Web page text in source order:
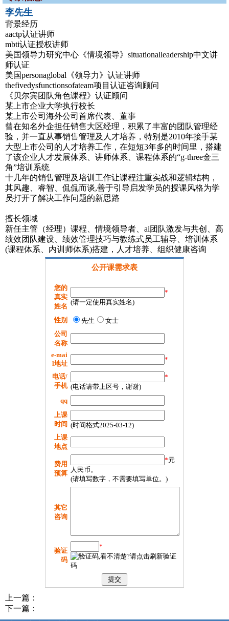
李先生
背景经历
aactp认证讲师
mbti认证授权讲师
美国领导力研究中心《情境领导》situationalleadership中文讲
师认证
美国personaglobal《领导力》认证讲师
thefivedysfunctionsofateam项目认证咨询顾问
《贝尔宾团队角色课程》认证顾问
某上市企业大学执行校长
某上市公司海外公司首席代表、董事
曾在知名外企担任销售大区经理，积累了丰富的团队管理经
验，并一直从事销售管理及人才培养，特别是2010年接手某
大型上市公司的人才培养工作，在短短3年多的时间里，搭建
了该企业人才发展体系、讲师体系、课程体系的“g-three金三
角”培训系统
十几年的销售管理及培训工作让课程注重实战和逻辑结构，
其风趣、睿智、侃侃而谈,善于引导启发学员的授课风格为学
员打开了解决工作问题的新思路
擅长领域
新任主管（经理）课程、情境领导者、ai团队激发与共创、高
绩效团队建设、绩效管理技巧与教练式员工辅导、培训体系
(课程体系、内训师体系)搭建，人才培养、组织健康咨询
公开课需求表
您的
真实
姓名
*
(请一定使用真实姓名)
性别 先生
女士
公司
名称
e-mai
l地址
*
电话/
手机
*
(电话请带上区号，谢谢)
qq
上课
时间 (时间格式2025-03-12)
上课
地点
费用
预算
*元
人民币。
(请填写数字，不需要填写单位。)
其它
咨询
验证
码
*
上一篇：
下一篇：